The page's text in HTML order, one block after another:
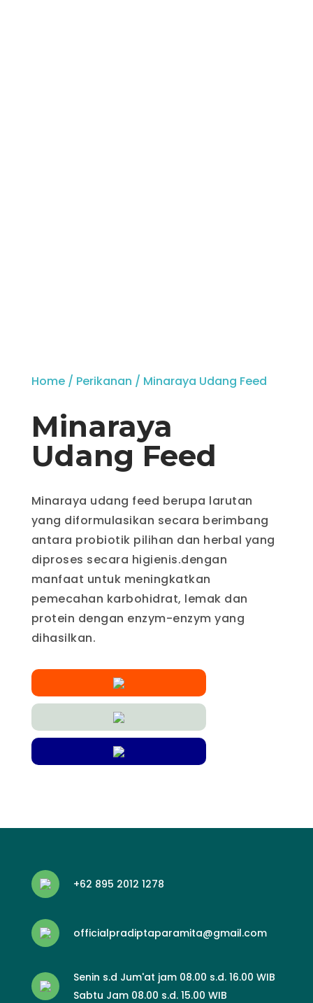
Home/ Perikanan / Minaraya Udang Feed
Minaraya
Udang Feed
Minaraya udang feed berupa larutan
yang diformulasikan secara berimbang
antara probiotik pilihan dan herbal yang
diproses secara higienis.dengan
manfaat untuk meningkatkan
pemecahan karbohidrat, lemak dan
protein dengan enzym-enzym yang
dihasilkan.
+62 895 2012 1278
officialpradiptaparamita@gmail.com
Senin s.d Jum'at jam 08.00 s.d. 16.00 WIB
Sabtu Jam 08.00 s.d. 15.00 WIB